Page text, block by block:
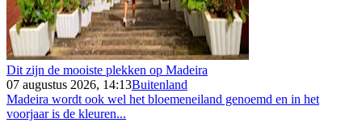
Dit zijn de mooiste plekken op Madeira
07 augustus 2026, 14:13Buitenland
Madeira wordt ook wel het bloemeneiland genoemd en in het
voorjaar is de kleuren...